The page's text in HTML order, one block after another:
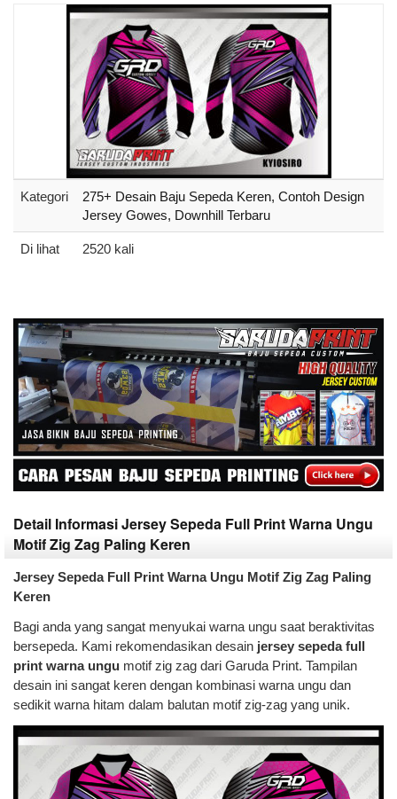
Kategori
275+ Desain Baju Sepeda Keren, Contoh Design
Jersey Gowes, Downhill Terbaru
Di lihat 2520 kali
Detail Informasi Jersey Sepeda Full Print Warna Ungu
Motif Zig Zag Paling Keren
Jersey Sepeda Full Print Warna Ungu Motif Zig Zag Paling
Keren
Bagi anda yang sangat menyukai warna ungu saat beraktivitas
bersepeda. Kami rekomendasikan desain jersey sepeda full
print warna ungu motif zig zag dari Garuda Print. Tampilan
desain ini sangat keren dengan kombinasi warna ungu dan
sedikit warna hitam dalam balutan motif zig-zag yang unik.